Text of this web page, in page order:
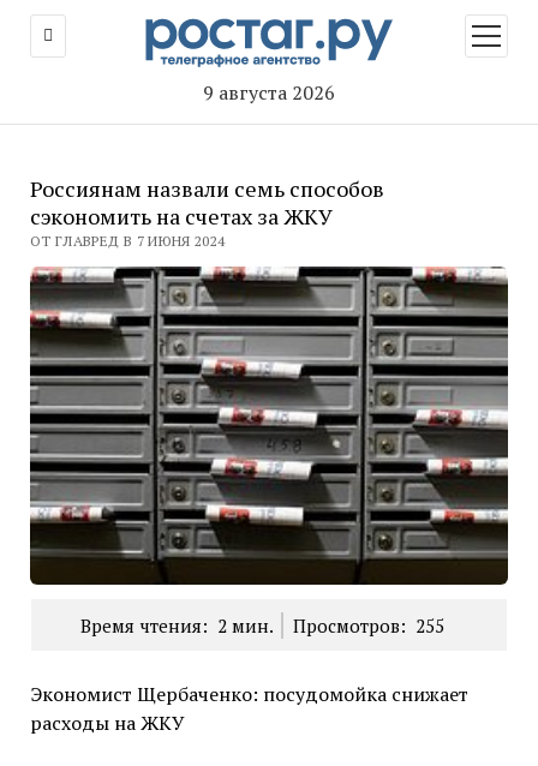
9 августа 2026
меню
Россиянам назвали семь способов
сэкономить на счетах за ЖКУ
ОТ ГЛАВРЕД В 7 ИЮНЯ 2024
Время чтения: 2 мин. Просмотров: 255
Экономист Щербаченко: посудомойка снижает
расходы на ЖКУ